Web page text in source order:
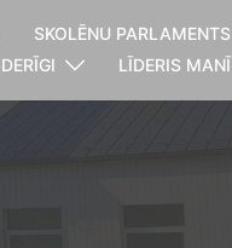
SKOLĒNU PARLAMENTS
LĪDERIS MANĪ